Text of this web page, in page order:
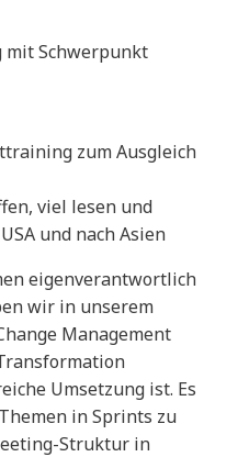
mit Schwerpunkt
zum Ausgleich
viel lesen und
und nach Asien
eigenverantwortlich
wir in unserem
Management
Umsetzung ist. Es
in Sprints zu
Struktur in